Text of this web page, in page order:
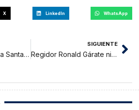
X LinkedIn WhatsApp
Celebra la Semana Santa en los Baños Sulfurosos de Oromina
SIGUIENTE
Regidor Ronald Gárate niega vinculación partidaria de ONG Humanimis